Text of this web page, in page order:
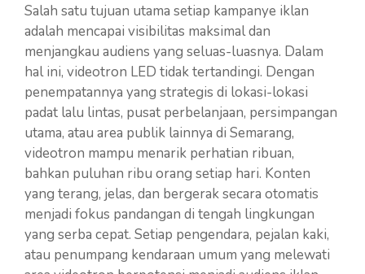
Salah satu tujuan utama setiap kampanye iklan
adalah mencapai visibilitas maksimal dan
menjangkau audiens yang seluas-luasnya. Dalam
hal ini, videotron LED tidak tertandingi. Dengan
penempatannya yang strategis di lokasi-lokasi
padat lalu lintas, pusat perbelanjaan, persimpangan
utama, atau area publik lainnya di Semarang,
videotron mampu menarik perhatian ribuan,
bahkan puluhan ribu orang setiap hari. Konten
yang terang, jelas, dan bergerak secara otomatis
menjadi fokus pandangan di tengah lingkungan
yang serba cepat. Setiap pengendara, pejalan kaki,
atau penumpang kendaraan umum yang melewati